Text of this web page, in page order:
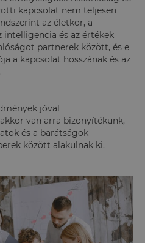
kapcsolat nem teljesen
az életkor, a
intelligencia és az értékek
partnerek között, és e
a kapcsolat hosszának és az
jóval
van arra bizonyítékunk,
és a barátságok
között alakulnak ki.